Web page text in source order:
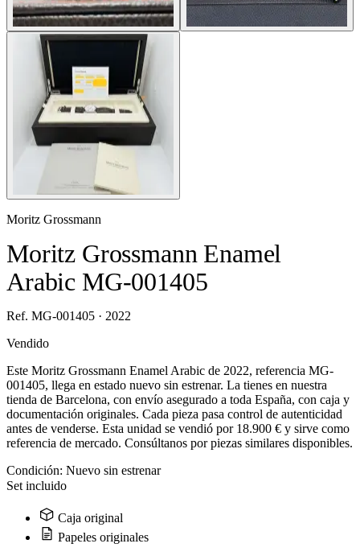
Moritz Grossmann
Moritz Grossmann Enamel
Arabic MG-001405
Ref. MG-001405 · 2022
Vendido
Este Moritz Grossmann Enamel Arabic de 2022, referencia MG-
001405, llega en estado nuevo sin estrenar. La tienes en nuestra
tienda de Barcelona, con envío asegurado a toda España, con caja y
documentación originales. Cada pieza pasa control de autenticidad
antes de venderse. Esta unidad se vendió por 18.900 € y sirve como
referencia de mercado. Consúltanos por piezas similares disponibles.
Condición: Nuevo sin estrenar
Set incluido
Caja original
Papeles originales